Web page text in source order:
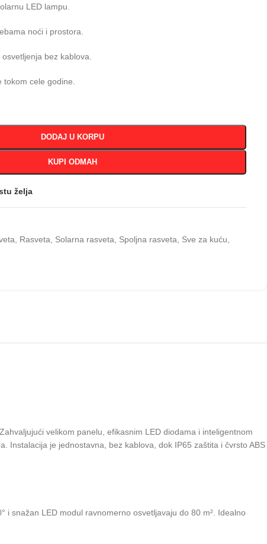
LED lampu.
noći i prostora.
bez kablova.
cele godine.
DODAJ U KORPU
KUPI ODMAH
želja
Rasveta Solarna rasveta Spoljna rasveta Sve za kuću
velikom panelu, efikasnim LED diodama i inteligentnom
Instalacija je jednostavna, bez kablova, dok IP65 zaštita i čvrsto ABS
snažan LED modul ravnomerno osvetljavaju do 80 m². Idealno